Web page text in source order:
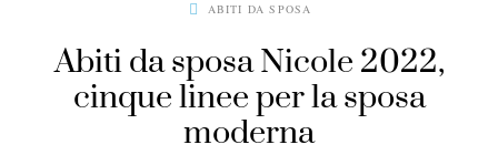
ABITI DA SPOSA
Abiti da sposa Nicole 2022,
cinque linee per la sposa
moderna